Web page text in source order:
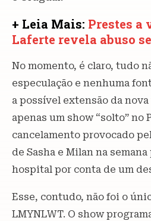
+ Leia Mais: Prestes a
Laferte revela abuso
No momento, é claro, tudo
especulação e nenhuma
a possível extensão da
apenas um show “solto” no
cancelamento provocado
de Sasha e Milan na
hospital por conta de um
Esse, contudo, não foi o
LMYNLWT. O show